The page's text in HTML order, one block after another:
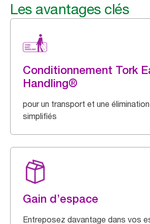
Les avantages clés
Conditionnement Tork
Handling®
pour un transport et une élimination
simplifiés
Gain d’espace
Entreposez davantage dans vos